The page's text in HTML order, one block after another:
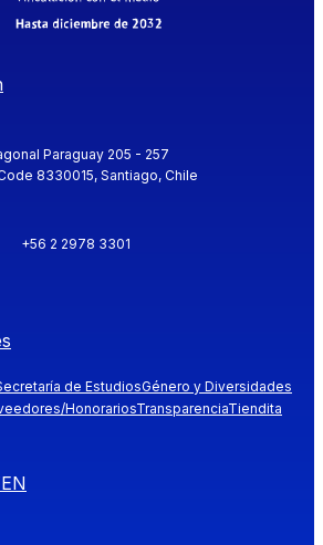
Paraguay 205 - 257
8330015, Santiago, Chile
+56 2 2978 3301
de EstudiosGénero y Diversidades
HonorariosTransparenciaTiendita